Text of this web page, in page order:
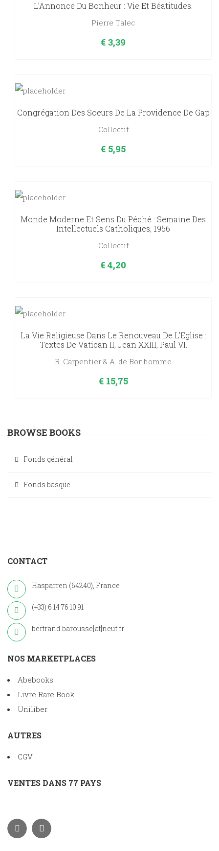
L’Annonce Du Bonheur : Vie Et Béatitudes.
Pierre Talec
€ 3,39
Congrégation Des Soeurs De La Providence De Gap
Collectif
€ 5,95
Monde Moderne Et Sens Du Péché : Semaine Des
Intellectuels Catholiques, 1956
Collectif
€ 4,20
La Vie Religieuse Dans Le Renouveau De L’Eglise :
Textes De Vatican II, Jean XXIII, Paul VI.
R. Carpentier & A. de Bonhomme
€15,75
BROWSE BOOKS
Fonds général
Fonds basque
CONTACT
Hasparren (64240), France
(+33) 6 14 76 10 91
bertrand.barousse[at]neuf.fr
NOS MARKETPLACES
Abebooks
Livre Rare Book
Uniliber
AUTRES
CGV
VENTES DANS 77 PAYS